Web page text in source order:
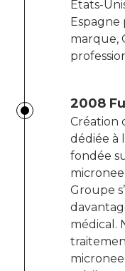
États-
Espagne
marque,
2008
Création
dédiée à
fondée
Groupe
médical.